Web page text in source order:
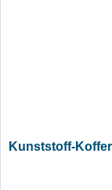
Kunststoff-